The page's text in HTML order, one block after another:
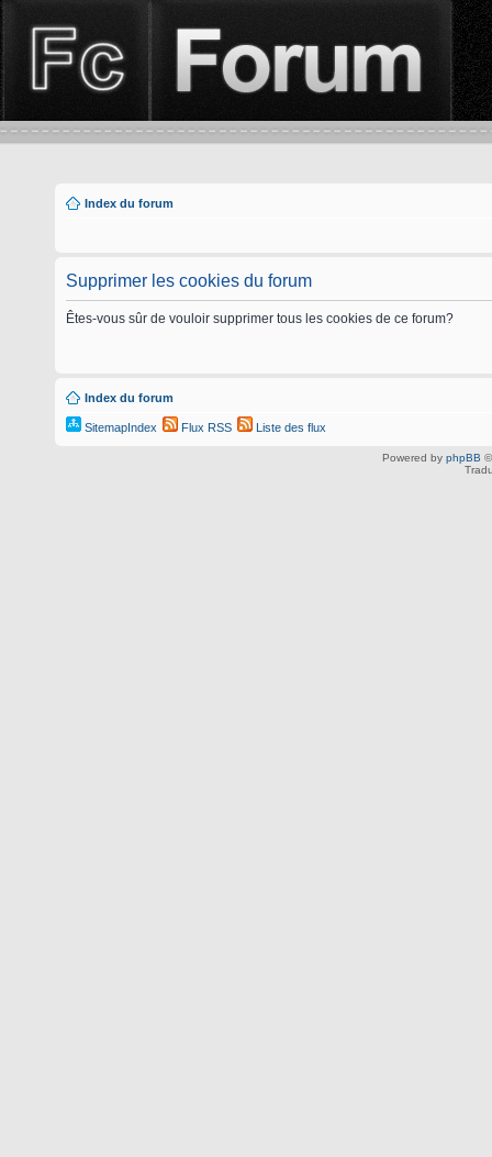
Index du forum
Supprimer les cookies du forum
Êtes-vous sûr de vouloir supprimer tous les cookies de ce forum?
Index du forum
SitemapIndex Flux RSS Liste des flux
Powered by phpBB